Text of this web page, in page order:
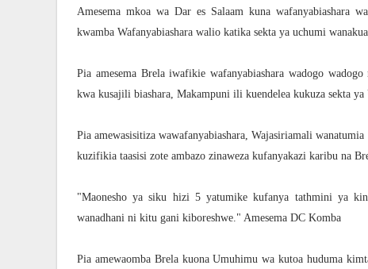
Amesema mkoa wa Dar es Salaam kuna wafanyabiashara
kwamba Wafanyabiashara walio katika sekta ya uchumi
Pia amesema Brela iwafikie wafanyabiashara wadogo
kwa kusajili biashara, Makampuni ili kuendelea kukuza sekta
Pia amewasisitiza wawafanyabiashara, Wajasiriamali
kuzifikia taasisi zote ambazo zinaweza kufanyakazi karibu na
"Maonesho ya siku hizi 5 yatumike kufanya tathmini ya
wanadhani ni kitu gani kiboreshwe." Amesema DC Komba
Pia amewaomba Brela kuona Umuhimu wa kutoa huduma